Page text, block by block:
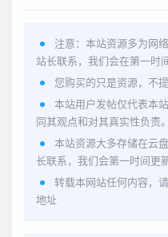
注意：本站资源多为网
站长联系，我们会在第一时
您购买的只是资源，不
本站用户发帖仅代表本
同其观点和对其真实性负责。
本站资源大多存储在云
长联系，我们会第一时间更新
转载本网站任何内容，
地址